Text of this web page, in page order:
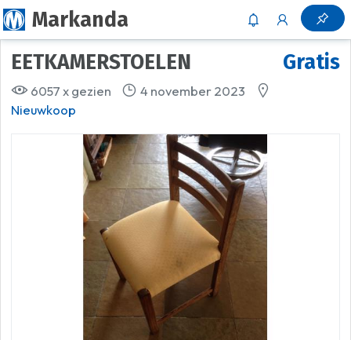
Markanda
Gratis
EETKAMERSTOELEN
6057 x gezien
4 november 2023
Nieuwkoop